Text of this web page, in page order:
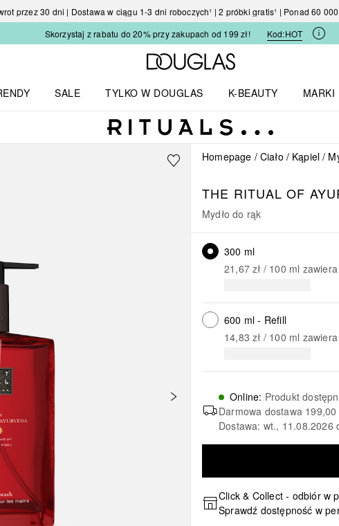
przez 30 dni | Dostawa w ciągu 1-3 dni roboczych¹ | 2 próbki gratis¹ | Ponad 60
Skorzystaj z rabatu do 20% przy zakupach od 199 zł!
Kod:HOT
Strona główna Douglas
SALE
TYLKO W DOUGLAS
K-BEAUTY
MARKI
Homepage Ciało Kąpiel
THE RITUAL OF
Mydło do rąk
300 ml
21,67 zł / 100 ml
600 ml - Refill
14,83 zł / 100 ml
Online: Produkt
Darmowa dostawa 199,00
Dostawa: wt., 11.08.2026
Click & Collect - odbiór w
Sprawdź dostępność w